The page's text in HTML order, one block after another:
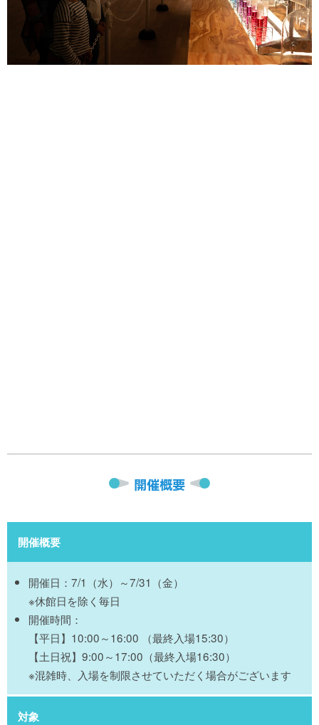
開催概要
開催概要
開催日：7/1（水）～7/31（金）
※休館日を除く毎日
開催時間：
【平日】10:00～16:00 （最終入場15:30）
【土日祝】9:00～17:00（最終入場16:30）
※混雑時、入場を制限させていただく場合がございます
対象